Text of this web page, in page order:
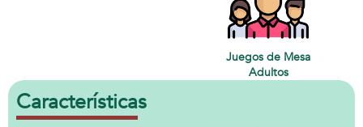
Juegos de Mesa
Adultos
Características